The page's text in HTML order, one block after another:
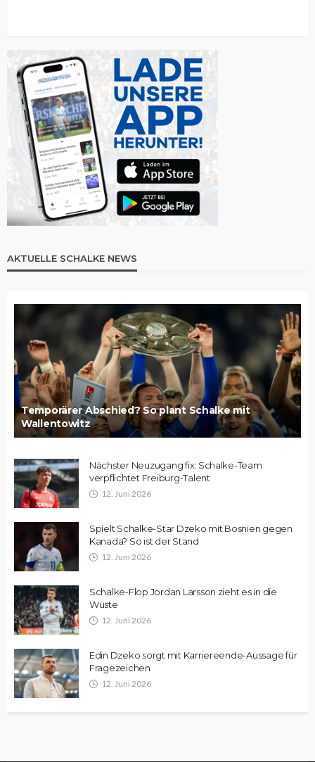
AKTUELLE SCHALKE NEWS
Temporärer Abschied? So plant Schalke mit
Wallentowitz
Nächster Neuzugang fix: Schalke-Team
verpflichtet Freiburg-Talent
12. Juni 2026
Spielt Schalke-Star Dzeko mit Bosnien gegen
Kanada? So ist der Stand
12. Juni 2026
Schalke-Flop Jordan Larsson zieht es in die
Wüste
12. Juni 2026
Edin Dzeko sorgt mit Karriereende-Aussage für
Fragezeichen
12. Juni 2026